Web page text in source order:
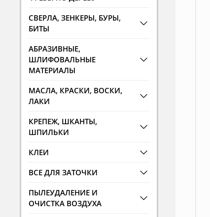
СВЕРЛА, ЗЕНКЕРЫ, БУРЫ,
БИТЫ
АБРАЗИВНЫЕ,
ШЛИФОВАЛЬНЫЕ
МАТЕРИАЛЫ
МАСЛА, КРАСКИ, ВОСКИ,
ЛАКИ
КРЕПЕЖ, ШКАНТЫ,
ШПИЛЬКИ
КЛЕИ
ВСЕ ДЛЯ ЗАТОЧКИ
ПЫЛЕУДАЛЕНИЕ И
ОЧИСТКА ВОЗДУХА